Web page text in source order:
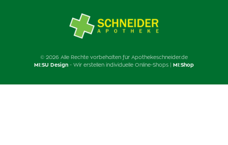
© 2026 Alle Rechte vorbehalten für Apothekeschneider.de
MI:SU Design - Wir erstellen individuelle Online-Shops | MI:Shop